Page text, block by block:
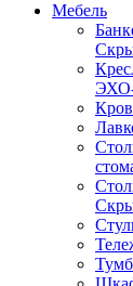
Мебель